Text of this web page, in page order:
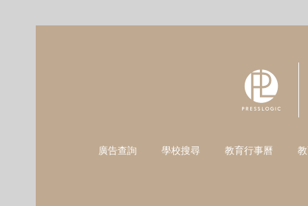
廣告查詢 學校搜尋 教育行事曆